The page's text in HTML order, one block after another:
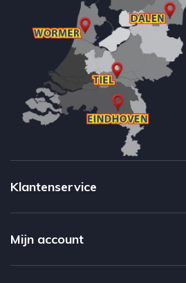
Klantenservice
Mijn account